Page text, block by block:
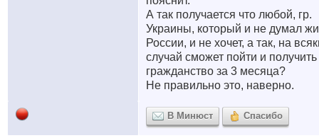
А так получается что любой, гр.
Украины, который и не думал
России, и не хочет, а так, на
случай сможет пойти и получить
гражданство за 3 месяца?
Не правильно это, наверно.
В Минюст Спасибо